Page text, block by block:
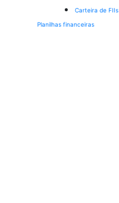
Carteira de FIIs
Planilhas financeiras